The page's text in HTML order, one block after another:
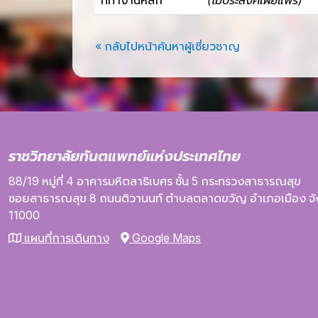
« กลับไปหน้าค้นหาผู้เชี่ยวชาญ
ราชวิทยาลัยทันตแพทย์แห่งประเทศไทย
88/19 หมู่ที่ 4 อาคารมหิตลาธิเบศร ชั้น 5 กระทรวงสาธารณสุข
ซอยสาธารณสุข 8 ถนนติวานนท์ ตำบลตลาดขวัญ อำเภอเมือง จั
11000
แผนที่การเดินทาง
Google Maps